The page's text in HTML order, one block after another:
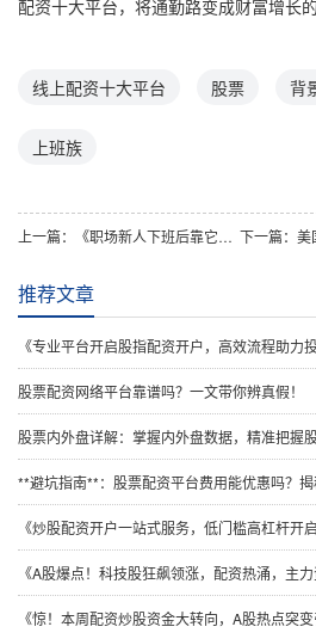
配资十大平台，将通勤路变成财富增长的
线上配资十大平台 股票 背
上班族
上一篇： 《职场新人下班后靠它逆袭：三款股票配资APP实测，小额试水也能滚雪球》 下一篇：
推荐文章
《专业平台开启股指配资开户，高效流程助力
股票配资网络平台靠谱吗？一文带你辨真假！
股票内外盘详解：掌握内外盘数据，精准把握
**避坑指南**：股票配资平台费用能优惠吗？
《炒股配资开户一站式服务，低门槛高杠杆开
《A股爆点！科技股狂飙领涨，配资热涌，主
《惊！本周配资炒股资金大转向，A股热点突变